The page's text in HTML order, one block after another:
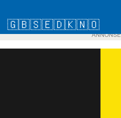
🇬🇧🇸🇪🇩🇰🇳🇴
ANNONSE